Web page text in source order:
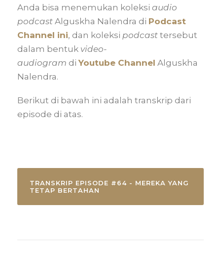
Anda bisa menemukan koleksi audio
podcast Alguskha Nalendra di Podcast
Channel ini, dan koleksi podcast tersebut
dalam bentuk video-
audiogram diYoutube Channel Alguskha
Nalendra.
Berikut di bawah ini adalah transkrip dari
episode di atas.
TRANSKRIP EPISODE #64 - MEREKA YANG
TETAP BERTAHAN